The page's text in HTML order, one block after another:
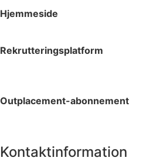
Hjemmeside
Rekrutteringsplatform
Outplacement-abonnement
Kontaktinformation